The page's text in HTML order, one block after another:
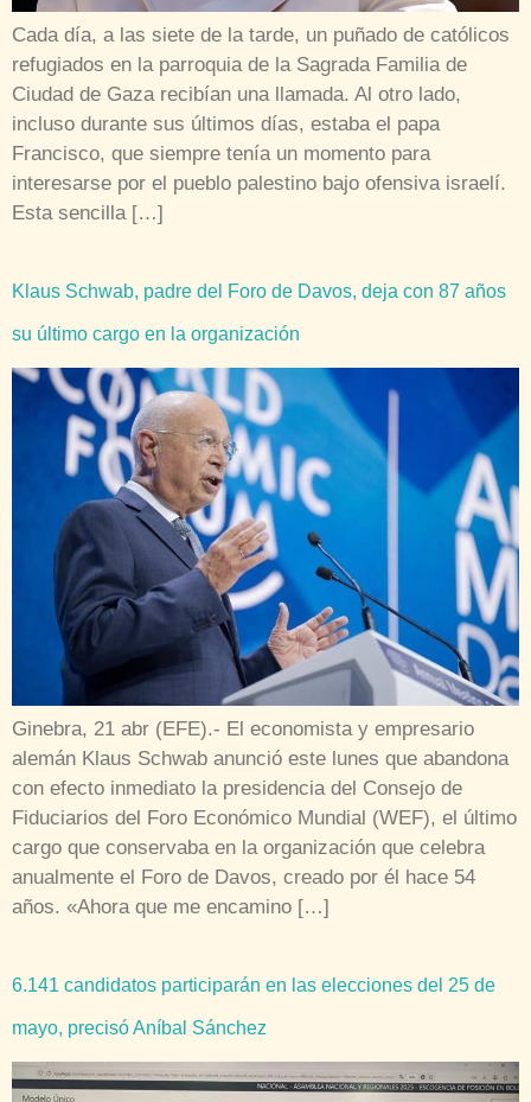
Cada día, a las siete de la tarde, un puñado de católicos
refugiados en la parroquia de la Sagrada Familia de
Ciudad de Gaza recibían una llamada. Al otro lado,
incluso durante sus últimos días, estaba el papa
Francisco, que siempre tenía un momento para
interesarse por el pueblo palestino bajo ofensiva israelí.
Esta sencilla […]
Klaus Schwab, padre del Foro de Davos, deja con 87 años
su último cargo en la organización
Ginebra, 21 abr (EFE).- El economista y empresario
alemán Klaus Schwab anunció este lunes que abandona
con efecto inmediato la presidencia del Consejo de
Fiduciarios del Foro Económico Mundial (WEF), el último
cargo que conservaba en la organización que celebra
anualmente el Foro de Davos, creado por él hace 54
años. «Ahora que me encamino […]
6.141 candidatos participarán en las elecciones del 25 de
mayo, precisó Aníbal Sánchez